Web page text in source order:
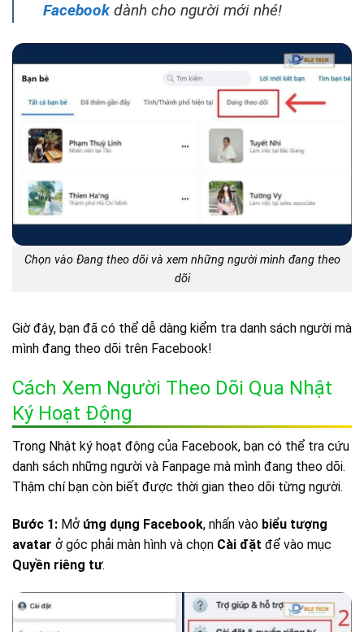
Facebookdành cho người mới nhé!
Chọn vào Đang theo dõi và xem những người mình đang theo
dõi
Giờ đây, bạn đã có thể dễ dàng kiểm tra danh sách người mà
mình đang theo dõi trên Facebook!
Cách Xem Người Theo Dõi Qua Nhật
Ký Hoạt Động
Trong Nhật ký hoạt động của Facebook, bạn có thể tra cứu
danh sách những người và Fanpage mà mình đang theo dõi.
Thậm chí bạn còn biết được thời gian theo dõi từng người.
Bước 1: Mở ứng dụng Facebook, nhấn vào biểu tượng
avatar ở góc phải màn hình và chọn Cài đặt để vào mục
Quyền riêng tư.